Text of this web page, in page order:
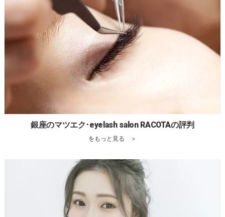
銀座のマツエク･eyelash salon RACOTAの評判
をもっと見る ＞